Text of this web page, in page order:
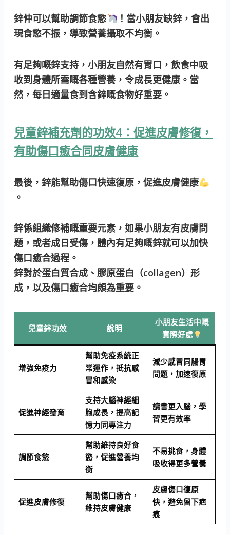
鋅仲可以幫助調節食慾
！當小朋友缺鋅，會出
現食慾不振，導致營養攝取不均衡。
有足夠嘅鋅支持，小朋友自然有胃口，飲食中吸
收到身體所需嘅各種營養，令成長更健康。當
然，每日適量食到含鋅嘅食物好重要。
兒童鋅補充劑的功效4：促進皮膚修復，
有助傷口癒合同皮膚健康
最後，鋅能幫助傷口快速復原，促進皮膚健康
。
鋅係組織修補嘅重要元素，如果小朋友有皮膚問
題，或者成日受傷，體內有足夠嘅鋅就可以加快
傷口癒合過程。
鋅對於蛋白質合成、膠原蛋白（collagen）形
成，以及傷口癒合均頗為重要。
兒童鋅功效 說明
小朋友生活中嘅
實際好處
增強免疫力
幫助免疫系統正
常運作，抵抗感
冒和感染
減少感冒同腸胃
問題，加速復原
促進神經發育
支持大腦神經細
胞成長，提高記
憶力同專注力
讀書更入腦，學
習更有效率
調節食慾
幫助維持良好食
慾，促進營養均
衡
不易挑食，身體
吸收得更多營養
促進皮膚修復
幫助傷口癒合，
維持皮膚健康
皮膚傷口復原
快，避免留下疤
痕